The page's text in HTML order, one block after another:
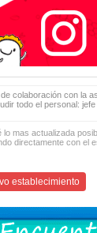
colaboración con la
todo el personal:
mas actualizada
directamente con el
establecimiento